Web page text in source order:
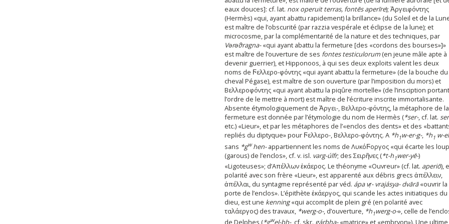
eaux douces]: cf. lat. nox operuit terras, fontēs aperīre); Ἁργειφόντης
(Hermès) «qui, ayant abattu rapidement) la brillance» (du Soleil et de la
est maître de l’obscurité (par razzia vespérale et éclipse de la lune); et
microcosme, par la complémentarité de la nature et des techniques, par
Vǝrǝϑragna-«qui ayant abattu la fermeture [des «cordons des bourses»]»
est maître de l’ouverture de ses fontes testiculorum (en jeune mâle apte à
devenir guerrier), et Hipponoos, à qui ses deux exploits valent les deux
noms de Ϝελλερο-φόντης «qui ayant abattu la fermeture» (de la bouche du
cheval Pégase), est maître de son ouverture (par l’imposition du mors) et
Βελλεροφόντης «qui ayant abattu la piqûre mortelle» (de l’insciption portant
l’ordre de le mettre à mort) est maître de l’écriture inscrite immortalisante.
Absente étymologiquement de Ἀργει-, Βελλερο-φόντης, la métaphore de la
fermeture est donnée par l’étymologie du nom de Hermès (*ser-, cf. lat.
etc.) «Lieur», et par les métaphores de l’«enclos des dents» et des
repliés du diptyque» pour Ϝελλερο-, Βελλερο-φόντης. A *h1w-er-g-, *h1 w-
sans *gwhen-appartiennent les noms de ΛυκόϜοργος «qui écarte les
(garous) de l’enclos», cf. v. isl. varg-úlfr; des Σειρῆνες (*t-h1wer-yē-)
«Ligoteuses»; d’Απέλλων ἑκάερος. Le théonyme «Ouvreur» (cf. lat. aperiō),
polarité avec son frère «Lieur», est apparenté aux débris grecs ἀπέλλειν,
ἀπέλλαι, du syntagme représenté par véd. ápa vṛ- vrajásya- dvārā«ouvrir la
porte de l’enclos». L’épithète ἑκάεργος, qui scande les actes initiatiques du
dieu, est une kenning«qui accomplit de plein gré (en polarité avec
ταλάεργος) des travaux, *werg-o-, d’ouverture, *h1werg-o-», celle de
de Delphes (*gwel-bh-, cf. skr. gárbha-«matrice» et «embryon»). Une ultime